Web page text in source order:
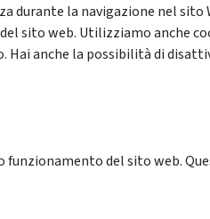
durante la navigazione nel
sito web. Utilizziamo anche
anche la possibilità di
del sito web.